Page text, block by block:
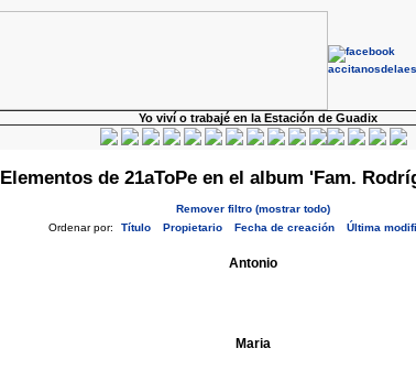
Yo viví o trabajé en la Estación de Guadix
Elementos de 21aToPe en el album 'Fam.
Remover filtro (mostrar todo)
Ordenar por:
Título Propietario Fecha de creación Última
Antonio
Maria